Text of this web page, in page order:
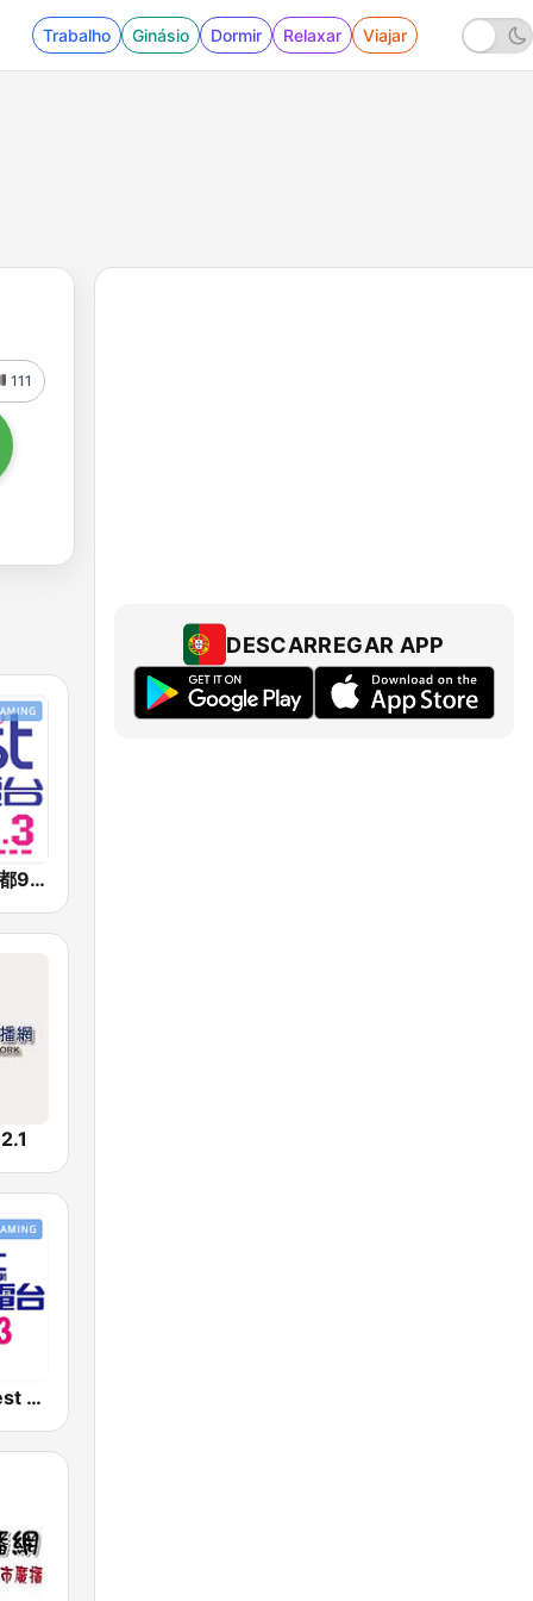
Trabalho Ginásio Dormir Relaxar Viajar
111
好事聯播網 港都983 Best Radio FM98.3
好事聯播網 Best Radio FM90.3
DESCARREGAR APP